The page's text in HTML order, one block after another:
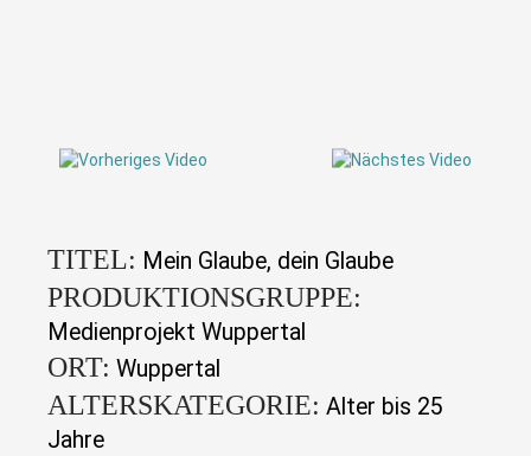
TITEL: Mein Glaube, dein Glaube
PRODUKTIONSGRUPPE:
Medienprojekt Wuppertal
ORT: Wuppertal
ALTERSKATEGORIE: Alter bis 25
Jahre